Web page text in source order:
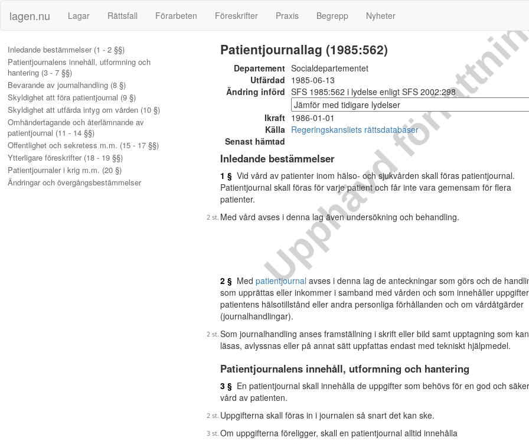
lagen.nu Lagar Rättsfall Förarbeten Föreskrifter Praxis Begrepp Nyheter
Inledande bestämmelser (1 - 2 §§)
Patientjournalens innehåll, utformning och
hantering (3 - 7 §§)
Bevarande av journalhandling (8 §)
Skyldighet att föra patientjournal (9 §)
Skyldighet att utfärda intyg om vården (10 §)
Omhändertagande och återlämnande av
patientjournal (11 - 14 §§)
Offentlighet och sekretess m.m. (15 - 17 §§)
Ytterligare föreskrifter (18 - 19 §§)
Patientjournaler i krig m.m. (20 §)
Ändringar och övergångsbestämmelser
Upphävd
Patientjournallag (1985:562)
Departement Socialdepartementet
Utfärdad 1985-06-13
Ändring införd SFS 1985:562 i lydelse enligt SFS 2002:298
Ikraft 1986-01-01
Källa Regeringskansliets rättsdatabaser
Senast hämtad
Inledande bestämmelser
1 § Vid vård av patienter inom hälso- och sjukvården skall föras patientjournal.
Patientjournal skall föras för varje patient och får inte vara gemensam för flera
patienter.
Med vård avses i denna lag även undersökning och behandling.
2 § Med patientjournal avses i denna lag de anteckningar som görs och de
som upprättas eller inkommer i samband med vården och som innehåller
patientens hälsotillstånd eller andra personliga förhållanden och om vårdåtgärder
(journalhandlingar).
Som journalhandling anses framställning i skrift eller bild samt upptagning som kan
läsas, avlyssnas eller på annat sätt uppfattas endast med tekniskt hjälpmedel.
Patientjournalens innehåll, utformning och hantering
3 § En patientjournal skall innehålla de uppgifter som behövs för en god och säker
vård av patienten.
Uppgifterna skall föras in i journalen så snart det kan ske.
Om uppgifterna föreligger, skall en patientjournal alltid innehålla